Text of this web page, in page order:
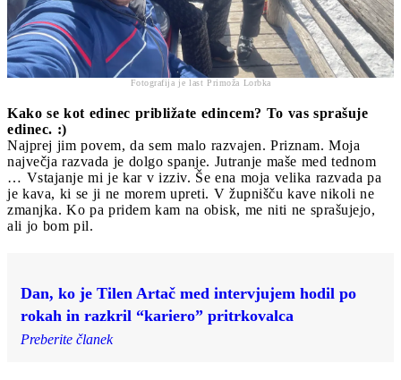
Fotografija je last Primoža Lorbka
Kako se kot edinec približate edincem? To vas sprašuje
edinec. :)
Najprej jim povem, da sem malo razvajen. Priznam. Moja
največja razvada je dolgo spanje. Jutranje maše med tednom
… Vstajanje mi je kar v izziv. Še ena moja velika razvada pa
je kava, ki se ji ne morem upreti. V župnišču kave nikoli ne
zmanjka. Ko pa pridem kam na obisk, me niti ne sprašujejo,
ali jo bom pil.
Dan, ko je Tilen Artač med intervjujem hodil po
rokah in razkril “kariero” pritrkovalca
Preberite članek